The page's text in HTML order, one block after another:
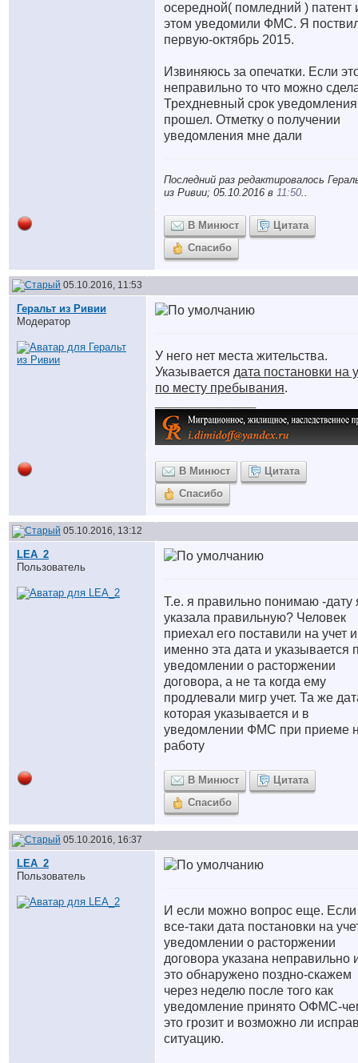
осередной( помледний ) патент
этом уведомили ФМС. Я
первую-октябрь 2015.
Извиняюсь за опечатки. Если
неправильно то что можно
Трехдневный срок уведомления
прошел. Отметку о получении
уведомления мне дали
Последний раз редактировалось
из Ривии; 05.10.2016 в 11:50..
В Минюст
Цитата
Спасибо
05.10.2016, 11:53
Геральт из Ривии
Модератор
У него нет места жительства.
Указывается дата постановки на
по месту пребывания.
В Минюст
Цитата
Спасибо
05.10.2016, 13:12
LEA_2
Пользователь
Т.е. я правильно понимаю -дату
указала правильную? Человек
приехал его поставили на учет и
именно эта дата и указывается
уведомлении о расторжении
договора, а не та когда ему
продлевали мигр учет. Та же
которая указывается и в
уведомлении ФМС при приеме
работу
В Минюст
Цитата
Спасибо
05.10.2016, 16:37
LEA_2
Пользователь
И если можно вопрос еще. Если
все-таки дата постановки на
уведомлении о расторжении
договора указана неправильно
это обнаружено поздно-скажем
через неделю после того как
уведомление принято ОФМС-
это грозит и возможно ли
ситуацию.